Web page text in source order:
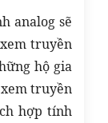
analog sẽ
truyền
hộ gia
truyền
hợp tính